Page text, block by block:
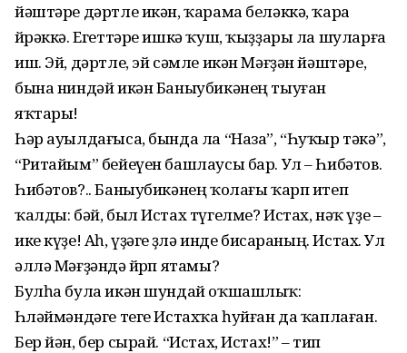
йәштәре дәртле икән, ҡарама беләккә, ҡара
йөрәккә. Егеттәре ишкә ҡуш, ҡыҙҙары ла шуларға
иш. Эй, дәртле, эй сәмле икән Мәғҙән йәштәре,
бына ниндәй икән Баныубикәнең тыуған
яҡтары!
Һәр ауылдағыса, бында ла “Наза”, “Һуҡыр тәкә”,
“Ритайым” бейеүен башлаусы бар. Ул – Һибәтов.
Һибәтов?.. Баныубикәнең ҡолағы ҡарп итеп
ҡалды: бәй, был Истах түгелме? Истах, нәҡ үҙе –
ике күҙе! Аһ, үҙәге өҙөлә инде бисараның. Истах. Ул
әллә Мәғҙәндә йөрөп ятамы?
Булһа була икән шундай оҡшашлыҡ:
Һөләймәндәге теге Истахҡа һуйған да ҡаплаған.
Бер йән, бер сырай. “Истах, Истах!” – тип